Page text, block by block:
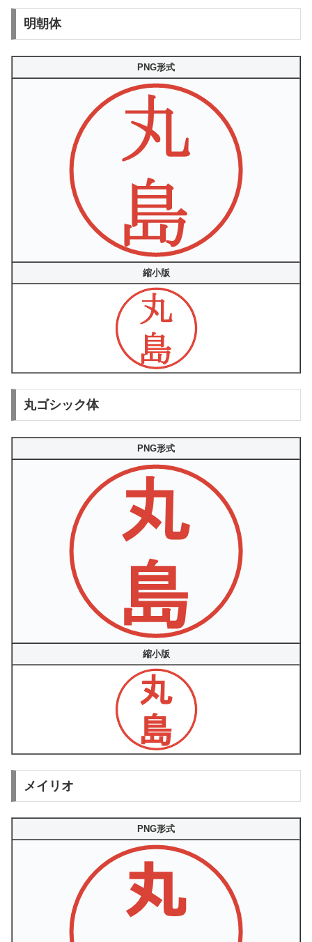
明朝体
PNG形式
縮小版
丸ゴシック体
PNG形式
縮小版
メイリオ
PNG形式